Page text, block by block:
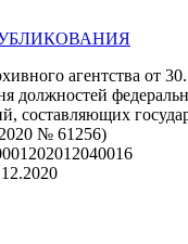
агентства от
должностей
составляющих
№ 61256)